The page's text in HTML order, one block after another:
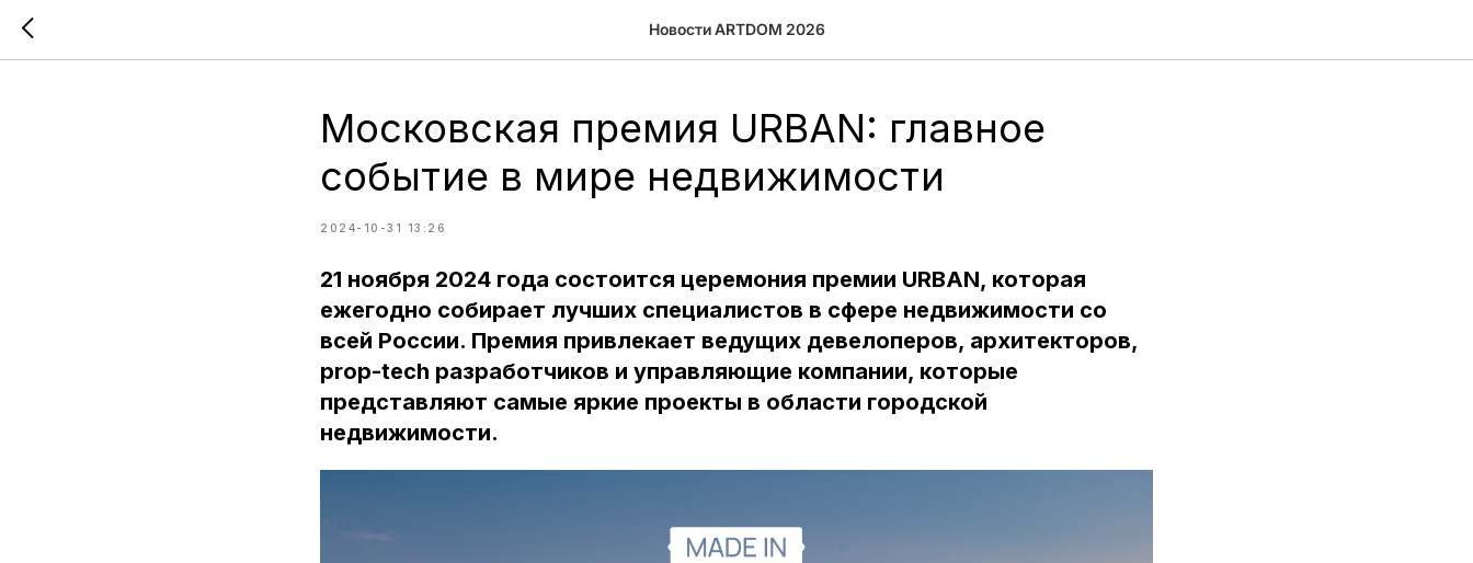
Новости ARTDOM 2026
Московская премия URBAN: главное
событие в мире недвижимости
2024-10-31 13:26
21 ноября 2024 года состоится церемония премии URBAN, которая
ежегодно собирает лучших специалистов в сфере недвижимости со
всей России. Премия привлекает ведущих девелоперов, архитекторов,
prop-tech разработчиков и управляющие компании, которые
представляют самые яркие проекты в области городской
недвижимости.